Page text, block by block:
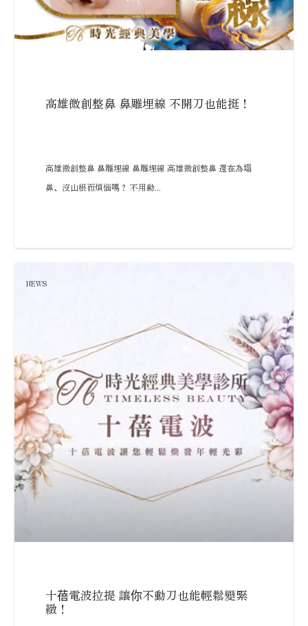
高雄微創整鼻 鼻雕埋線 不開刀也能挺！
高雄微創整鼻 鼻雕埋線 鼻雕埋線 高雄微創整鼻 還在為塌
鼻、沒山根而煩惱嗎？ 不用動...
NEWS
十蓓電波拉提 讓你不動刀也能輕鬆變緊
緻！